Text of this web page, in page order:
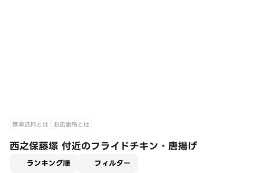
標準送料とは お店価格とは
西之保藤塚 付近のフライドチキン・唐揚げ
ランキング順 フィルター